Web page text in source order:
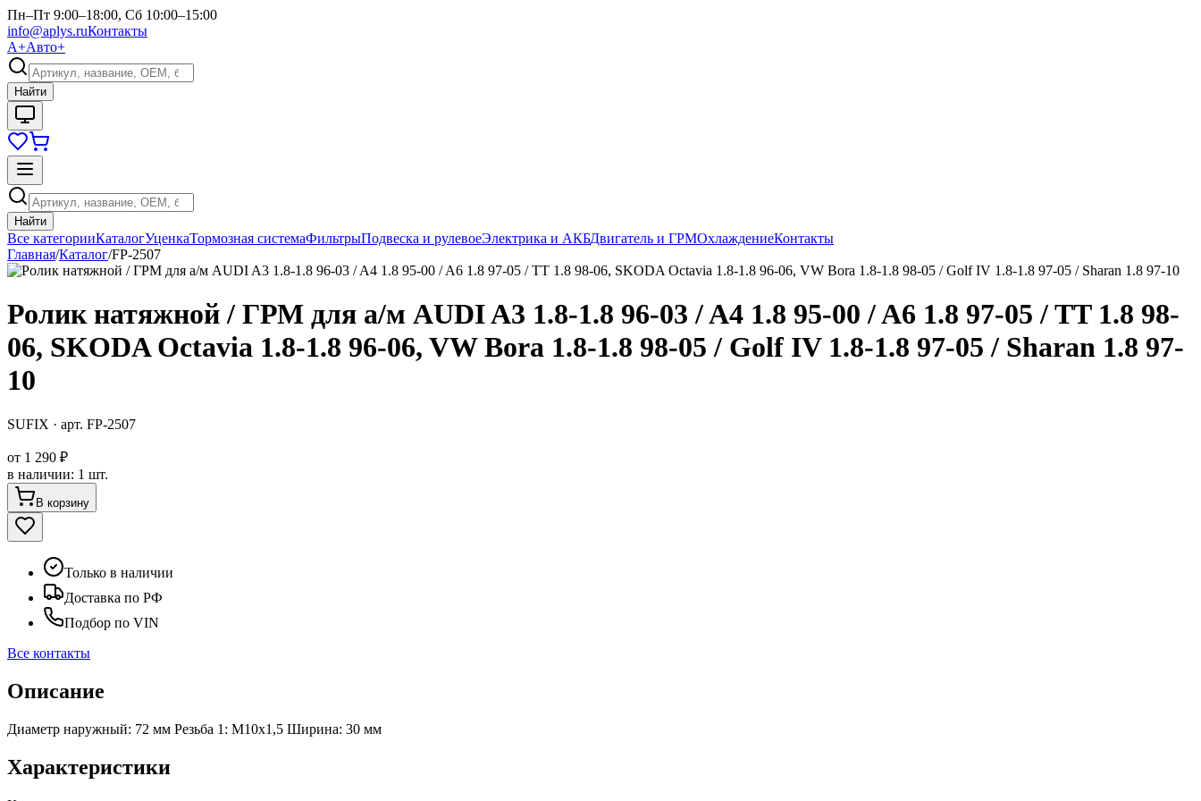
Пн–Пт 9:00–18:00, Сб 10:00–15:00
info@aplys.ruКонтакты
А+Авто+
Найти
Найти
Все категорииКаталогУценкаТормозная системаФильтрыПодвеска и рулевоеЭлектрика и АКБДвигатель и ГРМОхлаждениеКонтакты
Главная/Каталог/FP-2507
Ролик натяжной / ГРМ для а/м AUDI A3 1.8-1.8 96-03 / A4 1.8 95-00 / A6 1.8 97-05 / TT 1.8 98-
06, SKODA Octavia 1.8-1.8 96-06, VW Bora 1.8-1.8 98-05 / Golf IV 1.8-1.8 97-05 / Sharan 1.8 97-
10
SUFIX · арт. FP-2507
от 1 290 ₽
в наличии: 1 шт.
В корзину
Только в наличии
Доставка по РФ
Подбор по VIN
Все контакты
Описание
Диаметр наружный: 72 мм Резьба 1: M10x1,5 Ширина: 30 мм
Характеристики